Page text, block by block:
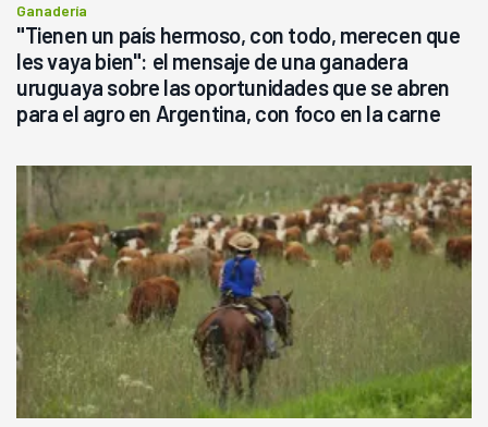
Ganadería
"Tienen un país hermoso, con todo, merecen que
les vaya bien": el mensaje de una ganadera
uruguaya sobre las oportunidades que se abren
para el agro en Argentina, con foco en la carne